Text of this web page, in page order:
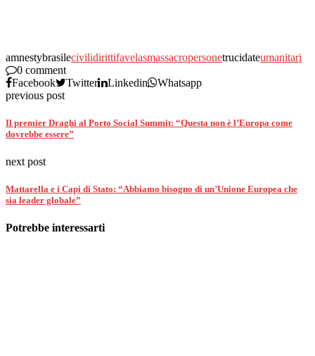
amnestybrasilecivilidirittifavelasmassacropersonetrucidateumanitari
0 comment
Facebook
Twitter Linkedin
Whatsapp
previous post
Il premier Draghi al Porto Social Summit: “Questa non è l’Europa come
dovrebbe essere”
next post
Mattarella e i Capi di Stato: “Abbiamo bisogno di un’Unione Europea che
sia leader globale”
Potrebbe interessarti